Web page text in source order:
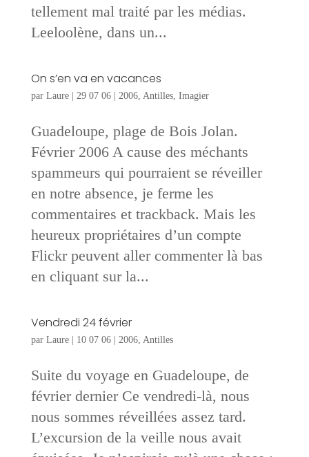
tellement mal traité par les médias.
Leeloolène, dans un...
On s’en va en vacances
par Laure| 29 07 06| 2006, Antilles, Imagier
Guadeloupe, plage de Bois Jolan.
Février 2006 A cause des méchants
spammeurs qui pourraient se réveiller
en notre absence, je ferme les
commentaires et trackback. Mais les
heureux propriétaires d’un compte
Flickr peuvent aller commenter là bas
en cliquant sur la...
Vendredi 24 février
par Laure| 10 07 06| 2006, Antilles
Suite du voyage en Guadeloupe, de
février dernier Ce vendredi-là, nous
nous sommes réveillées assez tard.
L’excursion de la veille nous avait